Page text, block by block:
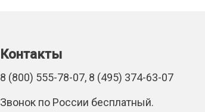
Контакты
8 (800) 555-78-07, 8 (495) 374-63-07
Звонок по России бесплатный.